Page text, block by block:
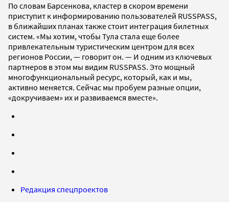
По словам Барсенкова, кластер в скором времени
приступит к информированию пользователей RUSSPASS,
в ближайших планах также стоит интеграция билетных
систем. «Мы хотим, чтобы Тула стала еще более
привлекательным туристическим центром для всех
регионов России, — говорит он. — И одним из ключевых
партнеров в этом мы видим RUSSPASS. Это мощный
многофункциональный ресурс, который, как и мы,
активно меняется. Сейчас мы пробуем разные опции,
«докручиваем» их и развиваемся вместе».
Редакция спецпроектов